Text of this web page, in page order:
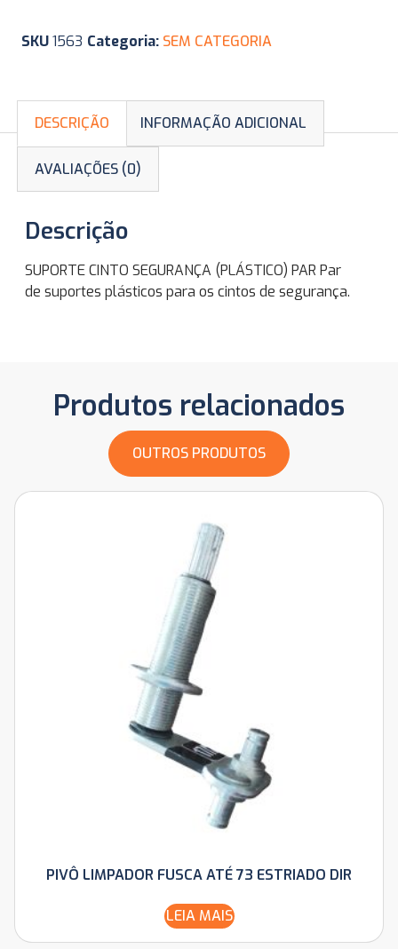
SKU1563 Categoria: SEM CATEGORIA
DESCRIÇÃO INFORMAÇÃO ADICIONAL
AVALIAÇÕES (0)
Descrição
SUPORTE CINTO SEGURANÇA (PLÁSTICO) PAR Par
de suportes plásticos para os cintos de segurança.
Produtos relacionados
OUTROS PRODUTOS
PIVÔ LIMPADOR FUSCA ATÉ 73 ESTRIADO DIR
LEIA MAIS